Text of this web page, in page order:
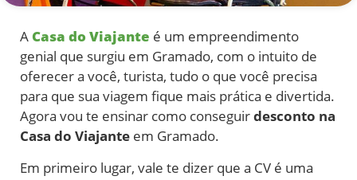
A Casa do Viajante é um empreendimento
genial que surgiu em Gramado, com o intuito de
oferecer a você, turista, tudo o que você precisa
para que sua viagem fique mais prática e divertida.
Agora vou te ensinar como conseguirdesconto na
Casa do Viajante em Gramado.
Em primeiro lugar, vale te dizer que a CV é uma